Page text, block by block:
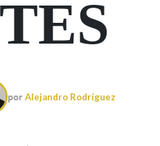
por Alejandro Rodríguez